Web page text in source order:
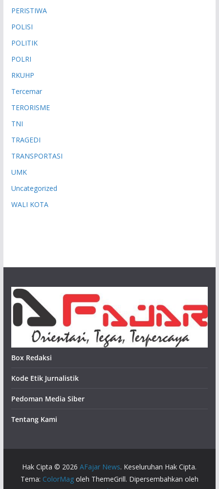
PERISTIWA
POLISI
POLITIK
POLRI
RKUHP
Tercemar
TERORISME
TNI
TRAGEDI
TRANSPORTASI
UMK
Uncategorized
WALI KOTA
Box Redaksi
Kode Etik Jurnalistik
Pedoman Media Siber
Tentang Kami
Hak Cipta © 2026AFajar News. Keseluruhan Hak Cipta.
Tema: ColorMagoleh ThemeGrill. Dipersembahkan oleh